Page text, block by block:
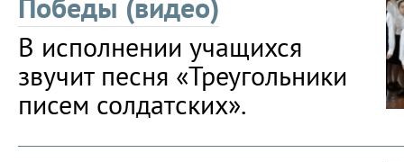
В исполнении учащихся
звучит песня «Треугольники
писем солдатских».